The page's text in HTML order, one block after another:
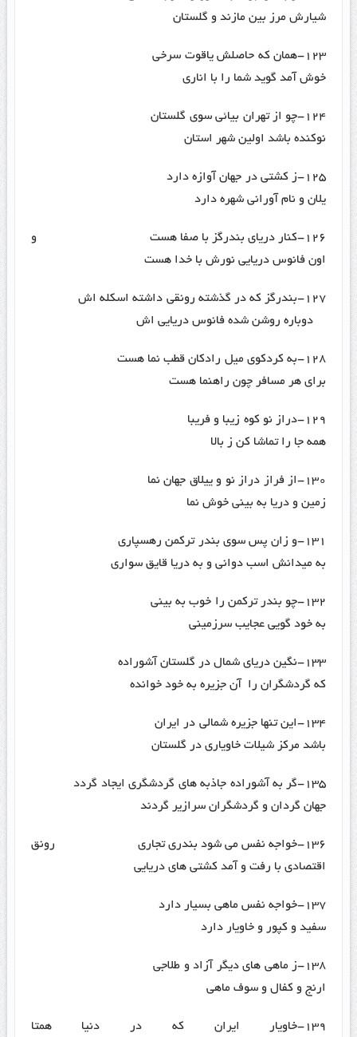
شیارش مرز بین مازند و گلستان
۱۲۳-همان که حاصلش یاقوت سرخی
خوش آمد گوید شما را با اناری
۱۲۴-چو از تهران بیائی سوی گلستان
نوکنده باشد اولین شهر استان
۱۲۵-ز کشتی در جهان آوازه دارد
یلان و نام آورانی شهره دارد
۱۲۶-کنار دریای بندرگز با صفا هست و
اون فانوس دریایی نورش با خدا هست
۱۲۷-بندرگز که در گذشته رونقی داشته اسکله اش
دوباره روشن شده فانوس دریایی اش
۱۲۸-به کردکوی میل رادکان قطب نما هست
برای هر مسافر چون راهنما هست
۱۲۹-دراز نو کوه زیبا و فریبا
همه جا را تماشا کن ز بالا
۱۳۰-از فراز دراز نو و ییلاق جهان نما
زمین و دریا به بینی خوش نما
۱۳۱-و زان پس سوی بندر ترکمن رهسپاری
به میدانش اسب دوانی و به دریا قایق سواری
۱۳۲-چو بندر ترکمن را خوب به بینی
به خود گویی عجایب سرزمینی
۱۳۳-نگین دریای شمال در گلستان آشوراده
که گردشگران را آن جزیره به خود خوانده
۱۳۴-این تنها جزیره شمالی در ایران
باشد مرکز شیلات خاویاری در گلستان
۱۳۵-گر به آشوراده جاذبه های گردشگری ایجاد گردد
جهان گردان و گردشگران سرازیر گردند
۱۳۶-خواجه نفس می شود بندری تجاری رونق
اقتصادی با رفت و آمد کشتی های دریایی
۱۳۷-خواجه نفس ماهی بسیار دارد
سفید و کپور و خاویار دارد
۱۳۸-ز ماهی های دیگر آزاد و طلاجی
ارنج و کفال و سوف ماهی
۱۳۹-خاویار ایران که در دنیا همتا